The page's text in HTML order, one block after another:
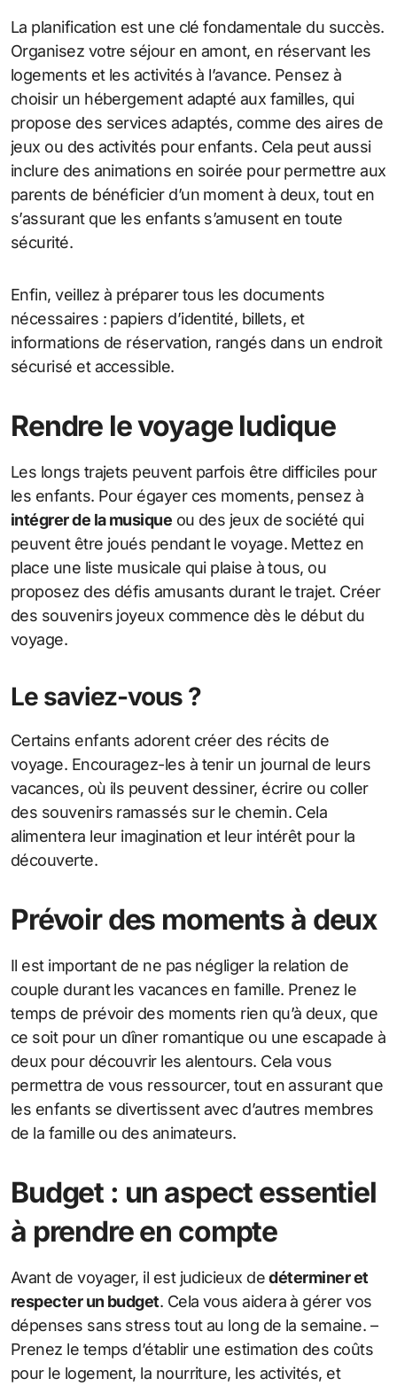
La planification est une clé fondamentale du succès.
Organisez votre séjour en amont, en réservant les
logements et les activités à l’avance. Pensez à
choisir un hébergement adapté aux familles, qui
propose des services adaptés, comme des aires de
jeux ou des activités pour enfants. Cela peut aussi
inclure des animations en soirée pour permettre aux
parents de bénéficier d’un moment à deux, tout en
s’assurant que les enfants s’amusent en toute
sécurité.
Enfin, veillez à préparer tous les documents
nécessaires : papiers d’identité, billets, et
informations de réservation, rangés dans un endroit
sécurisé et accessible.
Rendre le voyage ludique
Les longs trajets peuvent parfois être difficiles pour
les enfants. Pour égayer ces moments, pensez à
intégrer de la musique ou des jeux de société qui
peuvent être joués pendant le voyage. Mettez en
place une liste musicale qui plaise à tous, ou
proposez des défis amusants durant le trajet. Créer
des souvenirs joyeux commence dès le début du
voyage.
Le saviez-vous ?
Certains enfants adorent créer des récits de
voyage. Encouragez-les à tenir un journal de leurs
vacances, où ils peuvent dessiner, écrire ou coller
des souvenirs ramassés sur le chemin. Cela
alimentera leur imagination et leur intérêt pour la
découverte.
Prévoir des moments à deux
Il est important de ne pas négliger la relation de
couple durant les vacances en famille. Prenez le
temps de prévoir des moments rien qu’à deux, que
ce soit pour un dîner romantique ou une escapade à
deux pour découvrir les alentours. Cela vous
permettra de vous ressourcer, tout en assurant que
les enfants se divertissent avec d’autres membres
de la famille ou des animateurs.
Budget : un aspect essentiel
à prendre en compte
Avant de voyager, il est judicieux dedéterminer et
respecter un budget. Cela vous aidera à gérer vos
dépenses sans stress tout au long de la semaine. –
Prenez le temps d’établir une estimation des coûts
pour le logement, la nourriture, les activités, et